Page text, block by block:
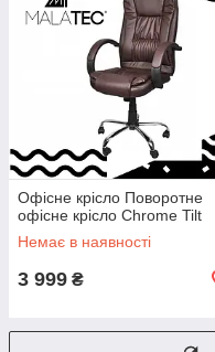
Офісне крісло Поворотне
офісне крісло Chrome Tilt
Немає в наявності
3 999 ₴